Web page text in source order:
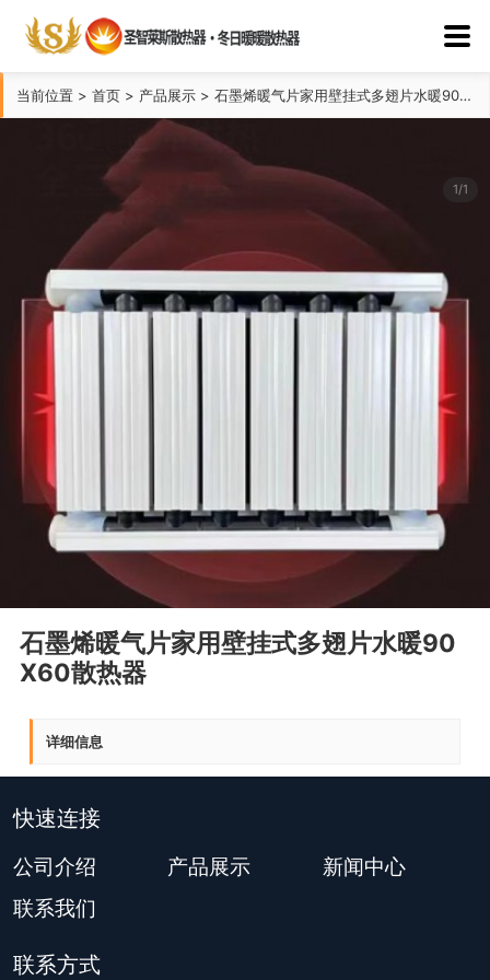
当前位置 > 首页 > 产品展示 > 石墨烯暖气片家用壁挂式多翅片水暖90X60散热器
1/1
石墨烯暖气片家用壁挂式多翅片水暖90
X60散热器
详细信息
快速连接
公司介绍 产品展示
新闻中心
联系我们
联系方式